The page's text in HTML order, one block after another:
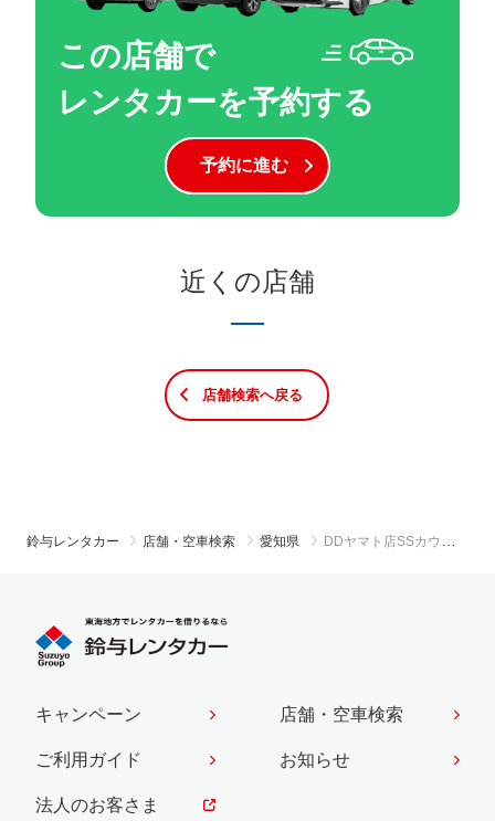
この店舗で
レンタカーを予約する
予約に進む
近くの店舗
店舗検索へ戻る
鈴与レンタカー 店舗・空車検索 愛知県 DDヤマト店SSカウンター
キャンペーン 店舗・空車検索
ご利用ガイド お知らせ
法人のお客さま